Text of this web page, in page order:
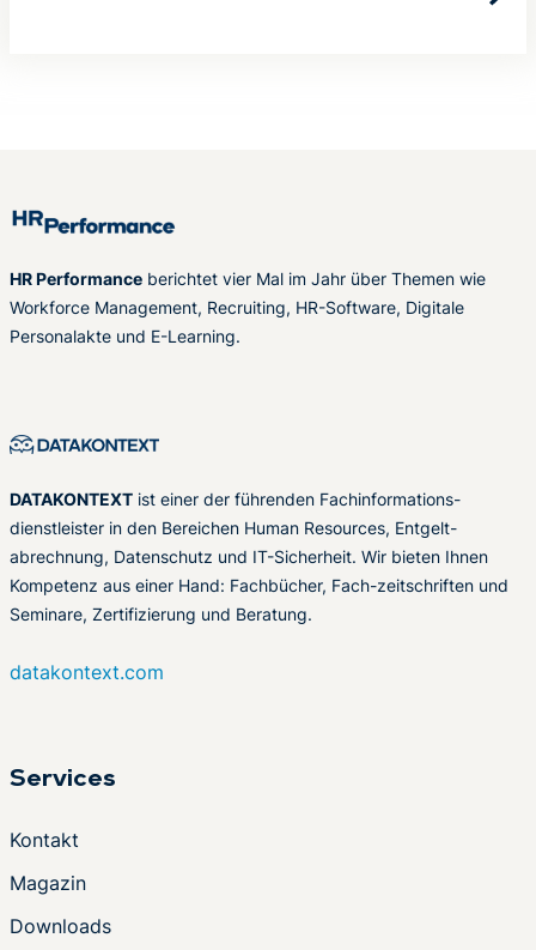
HR Performance berichtet vier Mal im Jahr über Themen wie
Workforce Management, Recruiting, HR-Software, Digitale
Personalakte und E-Learning.
DATAKONTEXT ist einer der führenden Fachinformations-
dienstleister in den Bereichen Human Resources, Entgelt-
abrechnung, Datenschutz und IT-Sicherheit. Wir bieten Ihnen
Kompetenz aus einer Hand: Fachbücher, Fach-zeitschriften und
Seminare, Zertifizierung und Beratung.
datakontext.com
Services
Kontakt
Magazin
Downloads